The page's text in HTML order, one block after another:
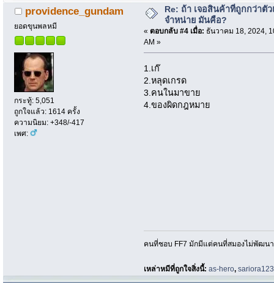
providence_gundam
ยอดขุนพลหมี
กระทู้: 5,051
ถูกใจแล้ว: 1614 ครั้ง
ความนิยม: +348/-417
เพศ:
Re: ถ้า เจอสินค้าที่ถูกกว่าตั
จำหน่าย มันคือ?
« ตอบกลับ #4 เมื่อ: ธันวาคม 18, 2024,
AM »
1.เก๊
2.หลุดเกรด
3.คนในมาขาย
4.ของผิดกฎหมาย
คนที่ชอบ FF7 มักมีแต่คนที่สมองไม่พัฒนา
เหล่าหมีที่ถูกใจสิ่งนี้:as-hero,sariora123